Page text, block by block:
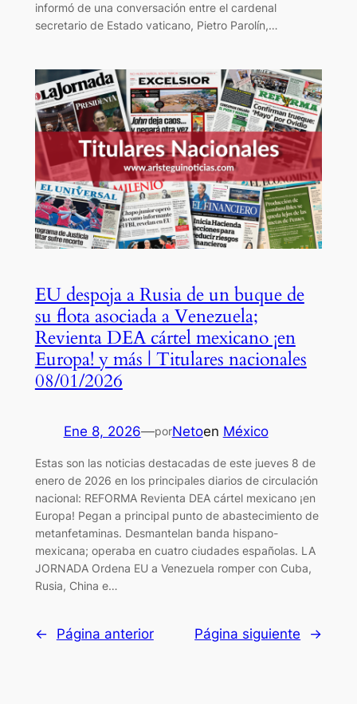
informó de una conversación entre el cardenal
secretario de Estado vaticano, Pietro Parolín,…
EU despoja a Rusia de un buque de
su flota asociada a Venezuela;
Revienta DEA cártel mexicano ¡en
Europa! y más | Titulares nacionales
08/01/2026
Ene 8, 2026—porNetoen México
Estas son las noticias destacadas de este jueves 8 de
enero de 2026 en los principales diarios de circulación
nacional: REFORMA Revienta DEA cártel mexicano ¡en
Europa! Pegan a principal punto de abastecimiento de
metanfetaminas. Desmantelan banda hispano-
mexicana; operaba en cuatro ciudades españolas. LA
JORNADA Ordena EU a Venezuela romper con Cuba,
Rusia, China e…
← Página anterior Página siguiente →